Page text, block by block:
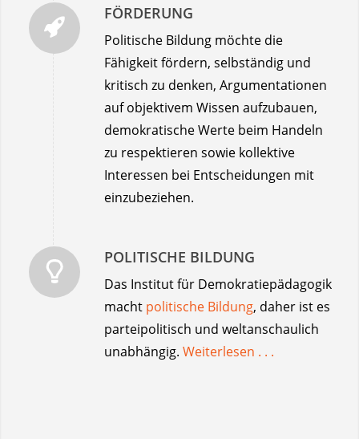
FÖRDERUNG
Politische Bildung möchte die
Fähigkeit fördern, selbständig und
kritisch zu denken, Argumentationen
auf objektivem Wissen aufzubauen,
demokratische Werte beim Handeln
zu respektieren sowie kollektive
Interessen bei Entscheidungen mit
einzubeziehen.
POLITISCHE BILDUNG
Das Institut für Demokratiepädagogik
macht politische Bildung, daher ist es
parteipolitisch und weltanschaulich
unabhängig. Weiterlesen . . .